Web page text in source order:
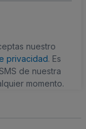
nuestro
privacidad. Es
de nuestra
momento.